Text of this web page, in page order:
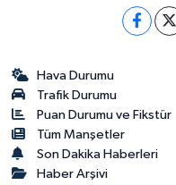
Hava Durumu
Trafik Durumu
Puan Durumu ve Fikstür
Tüm Manşetler
Son Dakika Haberleri
Haber Arşivi